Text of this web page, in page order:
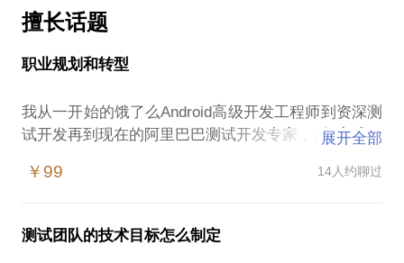
擅长话题
职业规划和转型
我从一开始的饿了么Android高级开发工程师到资深测
试开发再到现在的阿里巴巴测试开发专家，2年完成了
展开全部
￥99 14人约聊过
测试团队的技术目标怎么制定